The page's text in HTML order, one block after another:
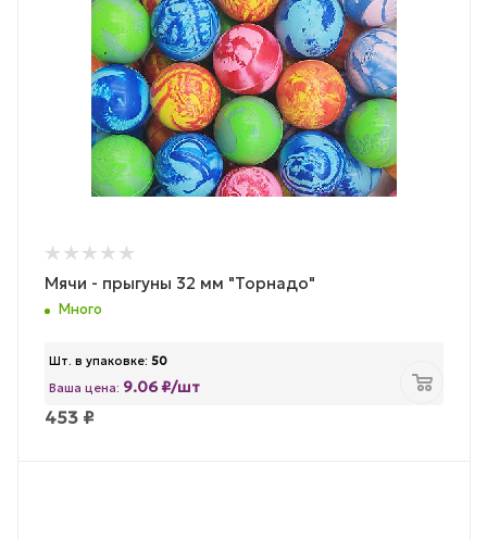
Мячи - прыгуны 32 мм "Торнадо"
Много
Шт. в упаковке: 50
Ваша цена: 9.06 ₽/шт
453 ₽